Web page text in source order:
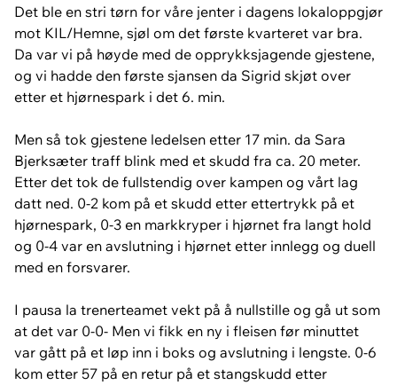
Det ble en stri tørn for våre jenter i dagens lokaloppgjør
mot KIL/Hemne, sjøl om det første kvarteret var bra.
Da var vi på høyde med de opprykksjagende gjestene,
og vi hadde den første sjansen da Sigrid skjøt over
etter et hjørnespark i det 6. min.
Men så tok gjestene ledelsen etter 17 min. da Sara
Bjerksæter traff blink med et skudd fra ca. 20 meter.
Etter det tok de fullstendig over kampen og vårt lag
datt ned. 0-2 kom på et skudd etter ettertrykk på et
hjørnespark, 0-3 en markkryper i hjørnet fra langt hold
og 0-4 var en avslutning i hjørnet etter innlegg og duell
med en forsvarer.
I pausa la trenerteamet vekt på å nullstille og gå ut som
at det var 0-0- Men vi fikk en ny i fleisen før minuttet
var gått på et løp inn i boks og avslutning i lengste. 0-6
kom etter 57 på en retur på et stangskudd etter